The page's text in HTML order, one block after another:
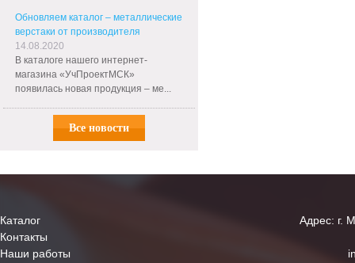
Обновляем каталог – металлические
верстаки от производителя
14.08.2020
В каталоге нашего интернет-
магазина «УчПроектМСК»
появилась новая продукция – ме...
Все новости
Каталог
Контакты
Наши работы
Адрес: г.